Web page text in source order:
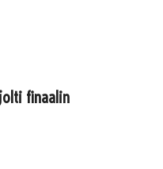
finaalin